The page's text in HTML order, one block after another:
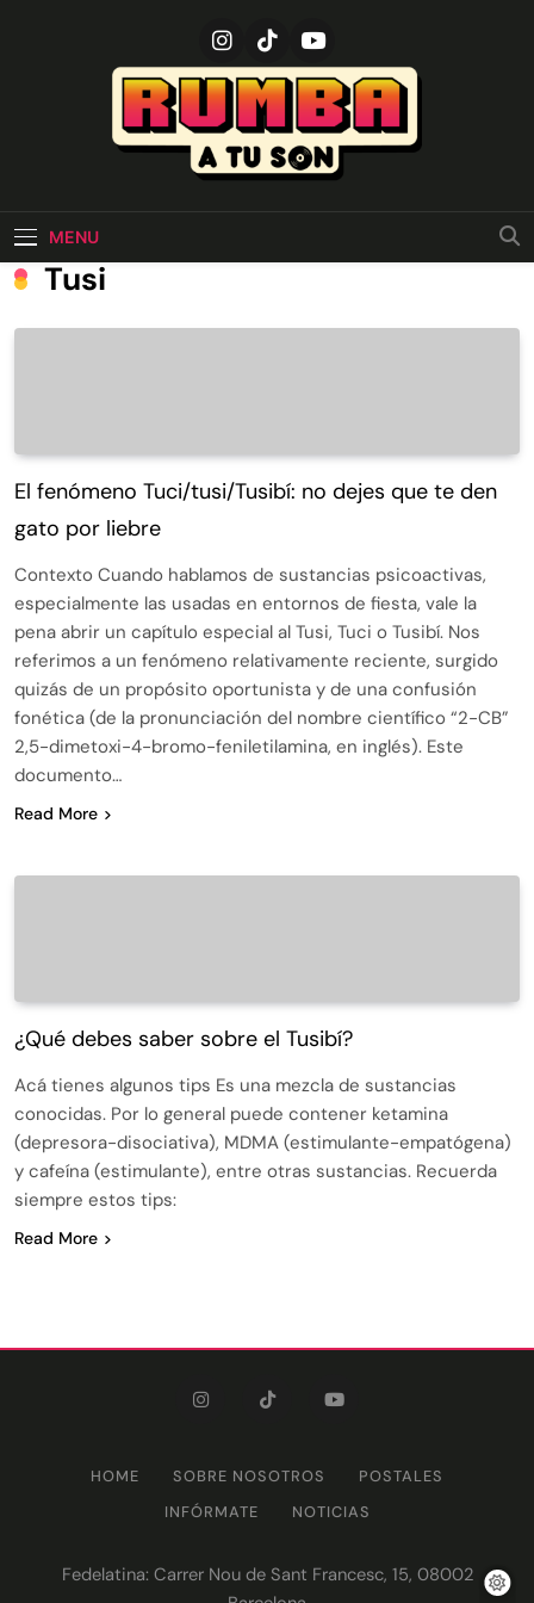
MENU
Tusi
El fenómeno Tuci/tusi/Tusibí: no dejes que te den
gato por liebre
Contexto Cuando hablamos de sustancias psicoactivas,
especialmente las usadas en entornos de fiesta, vale la
pena abrir un capítulo especial al Tusi, Tuci o Tusibí. Nos
referimos a un fenómeno relativamente reciente, surgido
quizás de un propósito oportunista y de una confusión
fonética (de la pronunciación del nombre científico “2-CB”
2,5-dimetoxi-4-bromo-feniletilamina, en inglés). Este
documento…
Read More
¿Qué debes saber sobre el Tusibí?
Acá tienes algunos tips Es una mezcla de sustancias
conocidas. Por lo general puede contener ketamina
(depresora-disociativa), MDMA (estimulante-empatógena)
y cafeína (estimulante), entre otras sustancias. Recuerda
siempre estos tips:
Read More
HOME SOBRE NOSOTROS
POSTALES
INFÓRMATE
NOTICIAS
Fedelatina: Carrer Nou de Sant Francesc, 15, 08002